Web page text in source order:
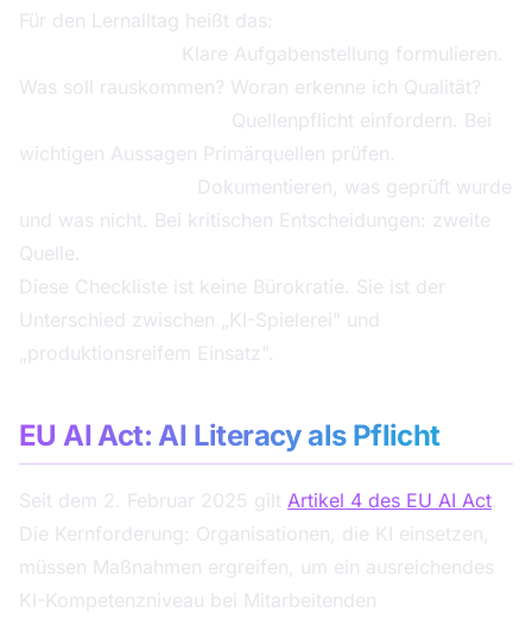
Für den Lernalltag heißt das:
Klare Aufgabenstellung formulieren.
Was soll rauskommen? Woran erkenne ich Qualität?
Quellenpflicht einfordern. Bei
wichtigen Aussagen Primärquellen prüfen.
Dokumentieren, was geprüft wurde
und was nicht. Bei kritischen Entscheidungen: zweite
Quelle.
Diese Checkliste ist keine Bürokratie. Sie ist der
Unterschied zwischen „KI-Spielerei" und
„produktionsreifem Einsatz".
EU AI Act: AI Literacy als Pflicht
Seit dem 2. Februar 2025 gilt Artikel 4 des EU AI Act.
Die Kernforderung: Organisationen, die KI einsetzen,
müssen Maßnahmen ergreifen, um ein ausreichendes
KI-Kompetenzniveau bei Mitarbeitenden